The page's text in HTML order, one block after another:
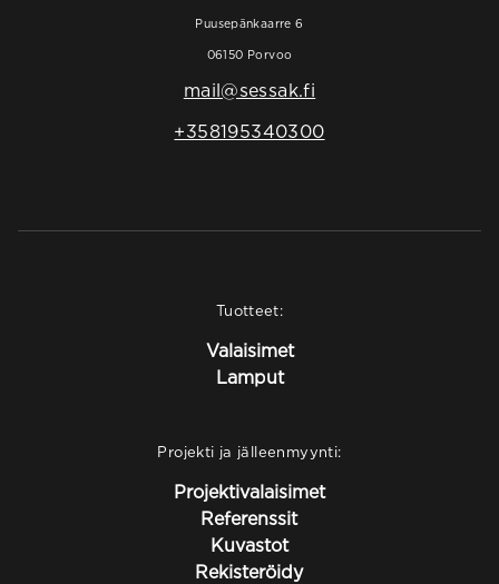
Puusepänkaarre 6
06150 Porvoo
mail@sessak.fi
+358195340300
Tuotteet:
Valaisimet
Lamput
Projekti ja jälleenmyynti:
Projektivalaisimet
Referenssit
Kuvastot
Rekisteröidy